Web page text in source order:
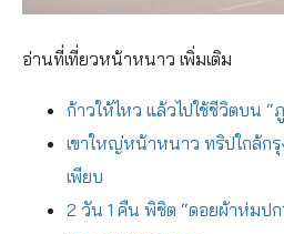
อ่านที่เที่ยวหน้าหนาว เพิ่มเติม
ก้าวให้ไหว แล้วไปใช้ชีวิตบน
เขาใหญ่หน้าหนาว ทริปใกล้ก
เพียบ
2 วัน 1 คืน พิชิต “ดอยผ้าห่มป